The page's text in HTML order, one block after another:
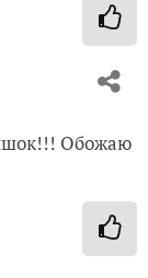
Обожаю